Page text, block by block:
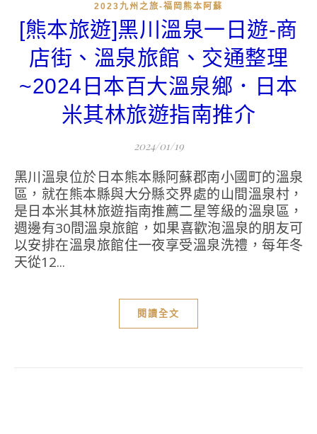
2023九州之旅-福岡熊本阿蘇
[熊本旅遊]黑川溫泉一日遊-商
店街、溫泉旅館、交通整理
~2024日本百大溫泉鄉．日本
米其林旅遊指南推介
2024/01/19
黑川溫泉位於日本熊本縣阿蘇郡南小國町的溫泉
區，就在熊本縣與大分縣交界處的山間溫泉村，
是日本米其林旅遊指南推薦二星等級的溫泉區，
週邊有30間溫泉旅館，如果喜歡泡溫泉的朋友可
以安排在溫泉旅館住一夜享受溫泉洗禮，每年冬
天從12...
閱讀全文